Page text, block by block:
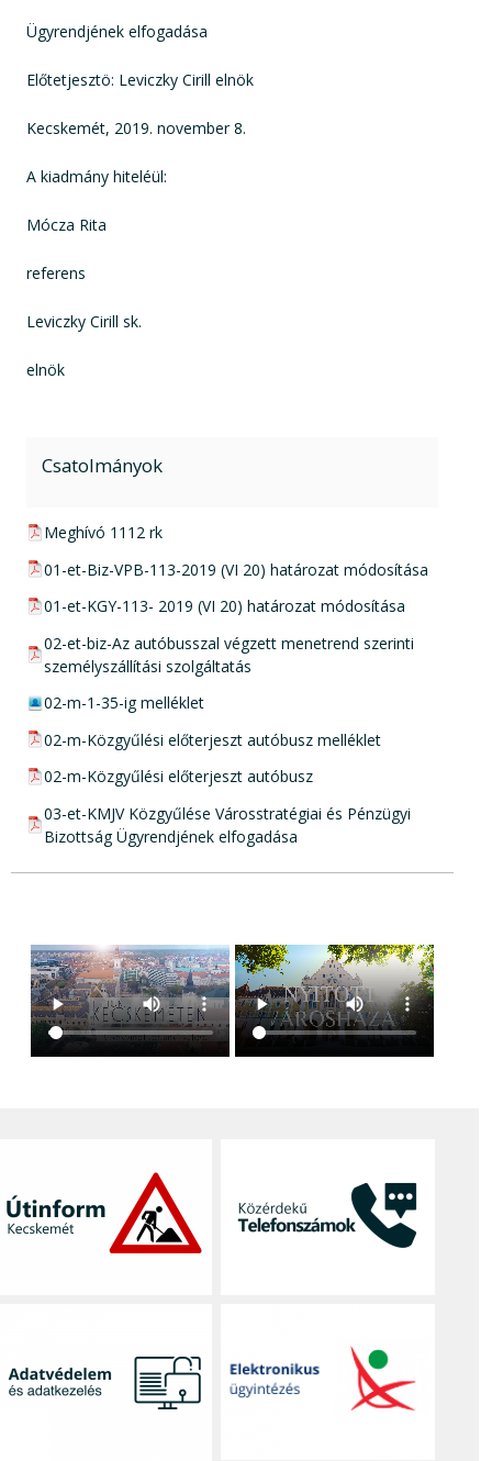
Ügyrendjének elfogadása
Előtetjesztö: Leviczky Cirill elnök
Kecskemét, 2019. november 8.
A kiadmány hiteléül:
Mócza Rita
referens
Leviczky Cirill sk.
elnök
Csatolmányok
pdf csatolmány:
Meghívó 1112 rk
pdf csatolmány:
01-et-Biz-VPB-113-2019 (VI 20) határozat módosítása
pdf csatolmány:
01-et-KGY-113- 2019 (VI 20) határozat módosítása
pdf csatolmány:
02-et-biz-Az autóbusszal végzett menetrend szerinti
személyszállítási szolgáltatás
zip csatolmány:
02-m-1-35-ig melléklet
pdf csatolmány:
02-m-Közgyűlési előterjeszt autóbusz melléklet
pdf csatolmány:
02-m-Közgyűlési előterjeszt autóbusz
pdf csatolmány:
03-et-KMJV Közgyűlése Városstratégiai és Pénzügyi
Bizottság Ügyrendjének elfogadása